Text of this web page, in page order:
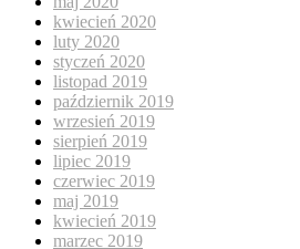
kwiecień 2020
luty 2020
styczeń 2020
listopad 2019
październik 2019
wrzesień 2019
sierpień 2019
lipiec 2019
czerwiec 2019
maj 2019
kwiecień 2019
marzec 2019